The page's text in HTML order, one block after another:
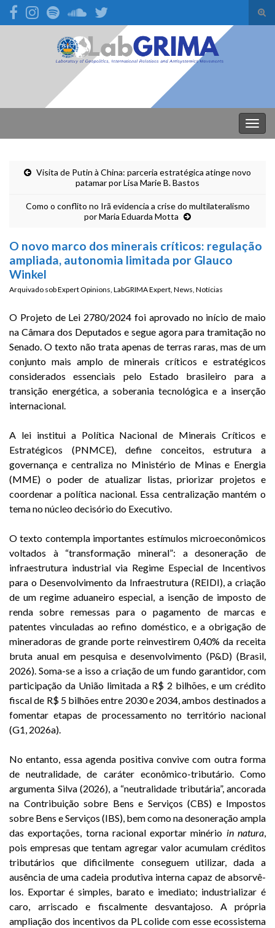
Search for:
Visita de Putin à China: parceria estratégica atinge novo
patamar por Lisa Marie B. Bastos
Como o conflito no Irã evidencia a crise do multilateralismo
por Maria Eduarda Motta
O novo marco dos minerais críticos: regulação
ampliada, autonomia limitada por Glauco
Winkel
Arquivado sobExpert Opinions, LabGRIMA Expert, News, Notícias
O Projeto de Lei 2780/2024 foi aprovado no início de maio
na Câmara dos Deputados e segue agora para tramitação no
Senado. O texto não trata apenas de terras raras, mas de um
conjunto mais amplo de minerais críticos e estratégicos
considerados essenciais pelo Estado brasileiro para a
transição energética, a soberania tecnológica e a inserção
internacional.
A lei institui a Política Nacional de Minerais Críticos e
Estratégicos (PNMCE), define conceitos, estrutura a
governança e centraliza no Ministério de Minas e Energia
(MME) o poder de atualizar listas, priorizar projetos e
coordenar a política nacional. Essa centralização mantém o
tema no núcleo decisório do Executivo.
O texto contempla importantes estímulos microeconômicos
voltados à “transformação mineral”: a desoneração de
infraestrutura industrial via Regime Especial de Incentivos
para o Desenvolvimento da Infraestrutura (REIDI), a criação
de um regime aduaneiro especial, a isenção de imposto de
renda sobre remessas para o pagamento de marcas e
patentes vinculadas ao refino doméstico, e a obrigação de
mineradoras de grande porte reinvestirem 0,40% da receita
bruta anual em pesquisa e desenvolvimento (P&D) (Brasil,
2026). Soma-se a isso a criação de um fundo garantidor, com
participação da União limitada a R$ 2 bilhões, e um crédito
fiscal de R$ 5 bilhões entre 2030 e 2034, ambos destinados a
fomentar etapas de processamento no território nacional
(G1, 2026a).
No entanto, essa agenda positiva convive com outra forma
de neutralidade, de caráter econômico-tributário. Como
argumenta Silva (2026), a “neutralidade tributária”, ancorada
na Contribuição sobre Bens e Serviços (CBS) e Impostos
sobre Bens e Serviços (IBS), bem como na desoneração ampla
das exportações, torna racional exportar minério in natura,
pois empresas que tentam agregar valor acumulam créditos
tributários que dificilmente conseguem utilizar, dada a
ausência de uma cadeia produtiva interna capaz de absorvê-
los. Exportar é simples, barato e imediato; industrializar é
caro, arriscado e fiscalmente desvantajoso. A própria
ampliação dos incentivos da PL colide com esse ecossistema